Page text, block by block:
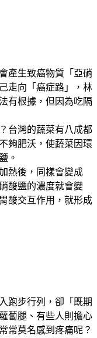
產生致癌物質「亞硝
走向「癌症路」，林
有根據，但因為吃隔
台灣的蔬菜有八成都
夠肥沃，使蔬菜因環
。
熱後，同樣會變成
酸鹽的濃度就會變
酸交互作用，就形成
跑步行列，卻「既期
蔔腿、有些人則擔心
常莫名感到疼痛呢？